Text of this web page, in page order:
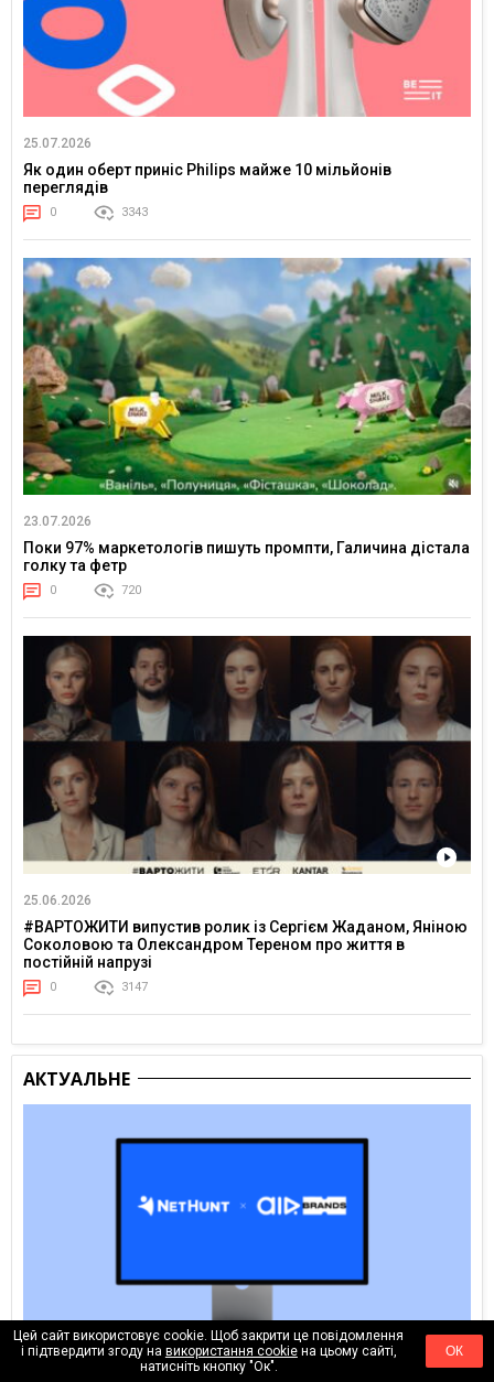
25.07.2026
Як один оберт приніс Philips майже 10 мільйонів
переглядів
0 3343
23.07.2026
Поки 97% маркетологів пишуть промпти, Галичина дістала
голку та фетр
0 720
25.06.2026
#ВАРТОЖИТИ випустив ролик із Сергієм Жаданом, Яніною
Соколовою та Олександром Тереном про життя в
постійній напрузі
0 3147
АКТУАЛЬНЕ
Цей сайт використовує cookie. Щоб закрити це повідомлення
і підтвердити згоду на використання cookieна цьому сайті,
натисніть кнопку "Ок".
ОК